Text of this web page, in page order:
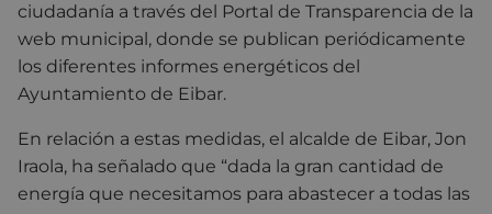
ciudadanía a través del Portal de Transparencia de la
web municipal, donde se publican periódicamente
los diferentes informes energéticos del
Ayuntamiento de Eibar.
En relación a estas medidas, el alcalde de Eibar, Jon
Iraola, ha señalado que “dada la gran cantidad de
energía que necesitamos para abastecer a todas las